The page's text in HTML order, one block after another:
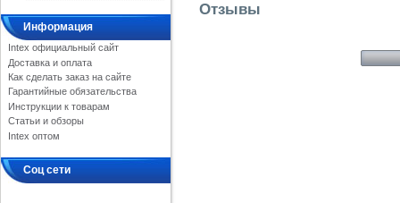
Информация
Intex официальный сайт
Доставка и оплата
Как сделать заказ на сайте
Гарантийные обязательства
Инструкции к товарам
Статьи и обзоры
Intex оптом
Соц сети
Отзывы